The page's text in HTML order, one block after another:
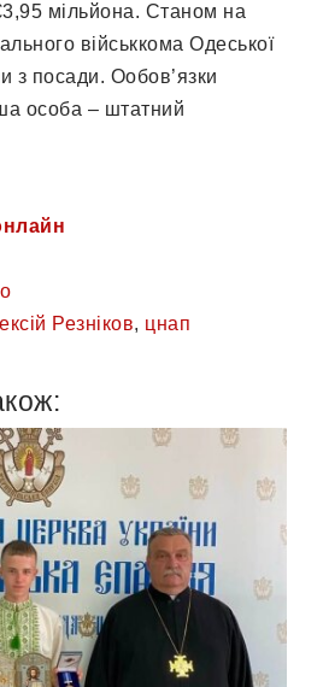
мільйона. Станом на
військкома Одеської
з посади. Ообов’язки
особа – штатний
Резніков, цнап